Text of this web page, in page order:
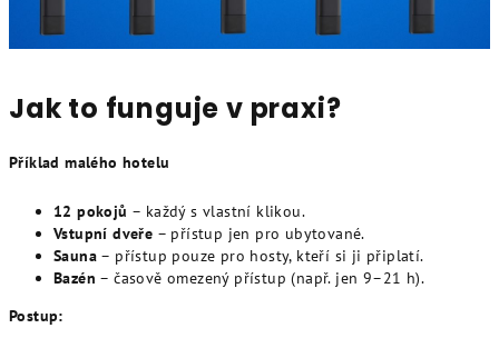
Jak to funguje v praxi?
Příklad malého hotelu
12 pokojů – každý s vlastní klikou.
Vstupní dveře – přístup jen pro ubytované.
Sauna – přístup pouze pro hosty, kteří si ji připlatí.
Bazén – časově omezený přístup (např. jen 9–21 h).
Postup: